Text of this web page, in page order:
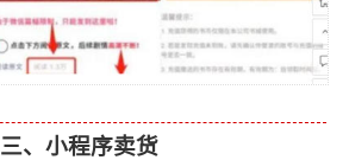
三、小程序卖货